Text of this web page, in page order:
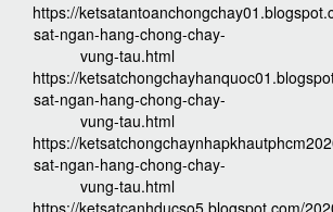
https://
sat-ngan-hang-chong-chay-
vung-tau.html
https://
sat-ngan-hang-chong-chay-
vung-tau.html
https://
sat-ngan-hang-chong-chay-
vung-tau.html